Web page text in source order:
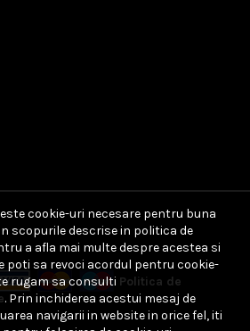
cookie-uri necesare pentru buna
scopurile descrise in politica de
a afla mai multe despre acestea si
poti sa revoci acordul pentru cookie-
rugam sa consulti Politica de
. Prin inchiderea acestui mesaj de
navigarii in website in orice fel, iti